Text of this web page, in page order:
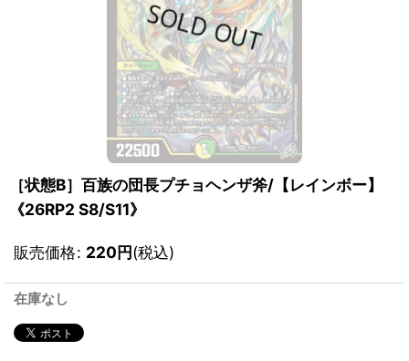
［状態B］百族の団長プチョヘンザ斧/【レインボー】
《26RP2 S8/S11》
販売価格: 220円(税込)
在庫なし